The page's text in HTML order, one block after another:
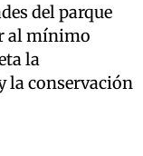
del parque
al mínimo
la
la conservación